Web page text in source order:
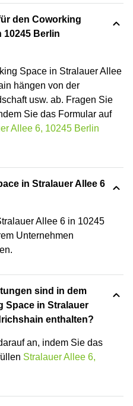
den Coworking
10245 Berlin
Space in Stralauer Allee
hängen von der
usw. ab. Fragen Sie
Sie das Formular auf
Allee 6, 10245 Berlin
in Stralauer Allee 6
Allee 6 in 10245
Unternehmen
sind in dem
Space in Stralauer
enthalten?
an, indem Sie das
Stralauer Allee 6,